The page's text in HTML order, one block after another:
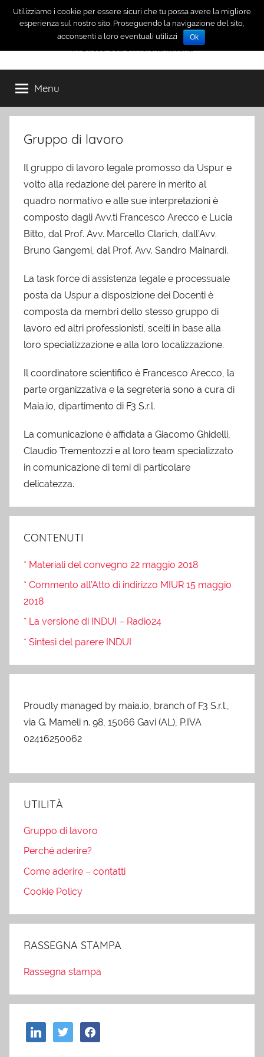
Salta
INDUI
Menu
Gruppo di lavoro
Il gruppo di lavoro legale promosso da Uspur e
volto alla redazione del parere in merito al
quadro normativo e alle sue interpretazioni è
composto dagli Avv.ti Francesco Arecco e Lucia
Bitto, dal Prof. Avv. Marcello Clarich, dall’Avv.
Bruno Gangemi, dal Prof. Avv. Sandro Mainardi.
La task force di assistenza legale e processuale
posta da Uspur a disposizione dei Docenti è
composta da membri dello stesso gruppo di
lavoro ed altri professionisti, scelti in base alla
loro specializzazione e alla loro localizzazione.
Il coordinatore scientifico è Francesco Arecco, la
parte organizzativa e la segreteria sono a cura di
Maia.io, dipartimento di F3 S.r.l.
La comunicazione è affidata a Giacomo Ghidelli,
Claudio Trementozzi e al loro team specializzato
in comunicazione di temi di particolare
delicatezza.
CONTENUTI
* Materiali del convegno 22 maggio 2018
* Commento all’Atto di indirizzo MIUR 15 maggio
2018
* La versione di INDUI – Radio24
* Sintesi del parere INDUI
Proudly managed by maia.io, branch of F3 S.r.l.,
via G. Mameli n. 98, 15066 Gavi (AL), P.IVA
02416250062
UTILITÀ
Gruppo di lavoro
Perché aderire?
Come aderire – contatti
Cookie Policy
RASSEGNA STAMPA
Rassegna stampa
linkedin twitter facebook
Utilizziamo i cookie per essere sicuri che tu possa avere la migliore
esperienza sul nostro sito. Proseguendo la navigazione del sito,
acconsenti a loro eventuali utilizzi
Ok